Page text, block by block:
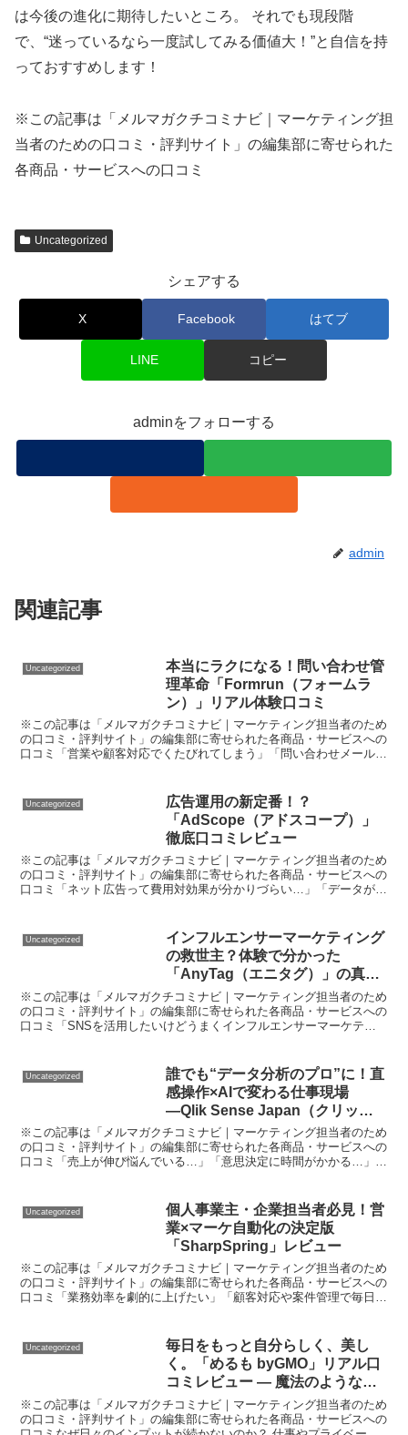
は今後の進化に期待したいところ。 それでも現段階
で、“迷っているなら一度試してみる価値大！”と自信を持
っておすすめします！
※この記事は「メルマガクチコミナビ｜マーケティング担
当者のための口コミ・評判サイト」の編集部に寄せられた
各商品・サービスへの口コミ
Uncategorized
シェアする
X Facebook はてブ
LINE コピー
adminをフォローする
admin
関連記事
Uncategorized
本当にラクになる！問い合わせ管
理革命「Formrun（フォームラ
ン）」リアル体験口コミ
※この記事は「メルマガクチコミナビ｜マーケティング担当者のため
の口コミ・評判サイト」の編集部に寄せられた各商品・サービスへの
口コミ「営業や顧客対応でくたびれてしまう」「問い合わせメールが
Uncategorized
広告運用の新定番！？
「AdScope（アドスコープ）」
徹底口コミレビュー
※この記事は「メルマガクチコミナビ｜マーケティング担当者のため
の口コミ・評判サイト」の編集部に寄せられた各商品・サービスへの
口コミ「ネット広告って費用対効果が分かりづらい…」「データがバ
Uncategorized
インフルエンサーマーケティング
の救世主？体験で分かった
「AnyTag（エニタグ）」の真価
と課題を本音で徹底口コミ
※この記事は「メルマガクチコミナビ｜マーケティング担当者のため
の口コミ・評判サイト」の編集部に寄せられた各商品・サービスへの
口コミ「SNSを活用したいけどうまくインフルエンサーマーケティ
Uncategorized
誰でも“データ分析のプロ”に！直
感操作×AIで変わる仕事現場
―Qlik Sense Japan（クリック
センス）本音口コミレビュー
※この記事は「メルマガクチコミナビ｜マーケティング担当者のため
の口コミ・評判サイト」の編集部に寄せられた各商品・サービスへの
口コミ「売上が伸び悩んでいる…」「意思決定に時間がかかる…」
Uncategorized
個人事業主・企業担当者必見！営
業×マーケ自動化の決定版
「SharpSpring」レビュー
※この記事は「メルマガクチコミナビ｜マーケティング担当者のため
の口コミ・評判サイト」の編集部に寄せられた各商品・サービスへの
口コミ「業務効率を劇的に上げたい」「顧客対応や案件管理で毎日せ
Uncategorized
毎日をもっと自分らしく、美し
く。「めるも byGMO」リアル口
コミレビュー ― 魔法のような日
常情報サイトの真価とは？
※この記事は「メルマガクチコミナビ｜マーケティング担当者のため
の口コミ・評判サイト」の編集部に寄せられた各商品・サービスへの